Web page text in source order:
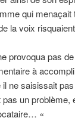
qui
la voix
provoqua pas
à
ne saisissait
un
«